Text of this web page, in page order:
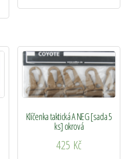
Klíčenka taktická A NEG [sada 5
ks] okrová
425 Kč